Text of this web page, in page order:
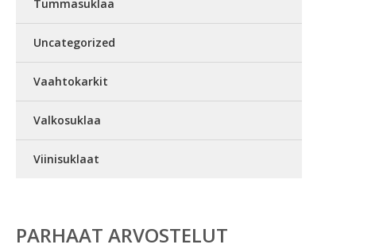
Tummasuklaa
Uncategorized
Vaahtokarkit
Valkosuklaa
Viinisuklaat
PARHAAT ARVOSTELUT